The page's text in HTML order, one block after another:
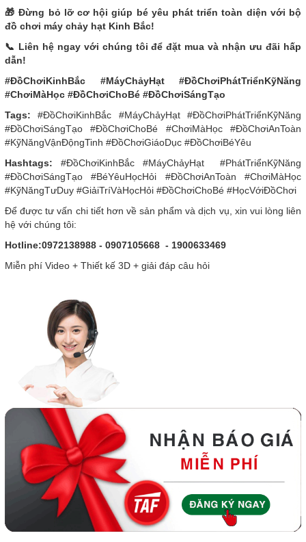
🎁 Đừng bỏ lỡ cơ hội giúp bé yêu phát triển toàn diện với bộ
đồ chơi máy chảy hạt Kinh Bắc!
📞 Liên hệ ngay với chúng tôi để đặt mua và nhận ưu đãi hấp
dẫn!
#ĐồChơiKinhBắc #MáyChảyHạt #ĐồChơiPhátTriểnKỹNăng
#ChơiMàHọc #ĐồChơiChoBé #ĐồChơiSángTạo
Tags: #ĐồChơiKinhBắc
#MáyChảyHạt #ĐồChơiPhátTriểnKỹNăng
#ĐồChơiSángTạo #ĐồChơiChoBé #ChơiMàHọc #ĐồChơiAnToàn
#KỹNăngVậnĐộngTinh #ĐồChơiGiáoDục #ĐồChơiBéYêu
Hashtags: #ĐồChơiKinhBắc
#MáyChảyHạt #PhátTriểnKỹNăng
#ĐồChơiSángTạo #BéYêuHọcHỏi #ĐồChơiAnToàn #ChơiMàHọc
#KỹNăngTưDuy #GiảiTríVàHọcHỏi #ĐồChơiChoBé #HọcVớiĐồChơi
Để được tư vấn chi tiết hơn về sản phẩm và dịch vụ, xin vui lòng liên
hệ với chúng tôi:
Hotline:0972138988 - 0907105668 - 1900633469
Miễn phí Video + Thiết kế 3D + giải đáp câu hỏi